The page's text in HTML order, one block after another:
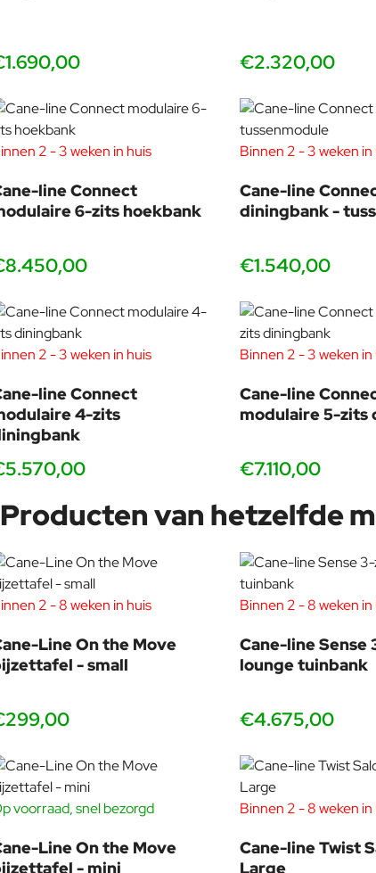
Bij Cane-line is comfort de kernwaarde voor goed design
een ​​optimale collectie te creëren met unieke producten die
externe ontwerpers.
€2.320,00
2 - 3 weken in huis
line Connect
6-zits hoekbank
Binnen 2 - 3 weken in
Cane-line
diningbank -
€1.540,00
2 - 3 weken in huis
line Connect
4-zits
Binnen 2 - 3 weken in
Cane-line
modulaire 5-zits
€7.110,00
Producten van hetzelfde
2 - 8 weken in huis
Line On the Move
- small
Binnen 2 - 8 weken in
Cane-line Sense
lounge tuinbank
€4.675,00
voorraad, snel bezorgd
Line On the Move
- mini
Binnen 2 - 8 weken in
Cane-line Twist
Large